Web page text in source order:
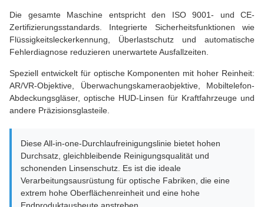
Die gesamte Maschine entspricht den ISO 9001- und CE-
Zertifizierungsstandards. Integrierte Sicherheitsfunktionen wie
Flüssigkeitsleckerkennung, Überlastschutz und automatische
Fehlerdiagnose reduzieren unerwartete Ausfallzeiten.
Speziell entwickelt für optische Komponenten mit hoher Reinheit:
AR/VR-Objektive, Überwachungskameraobjektive, Mobiltelefon-
Abdeckungsgläser, optische HUD-Linsen für Kraftfahrzeuge und
andere Präzisionsglasteile.
Diese All-in-one-Durchlaufreinigungslinie bietet hohen
Durchsatz, gleichbleibende Reinigungsqualität und
schonenden Linsenschutz. Es ist die ideale
Verarbeitungsausrüstung für optische Fabriken, die eine
extrem hohe Oberflächenreinheit und eine hohe